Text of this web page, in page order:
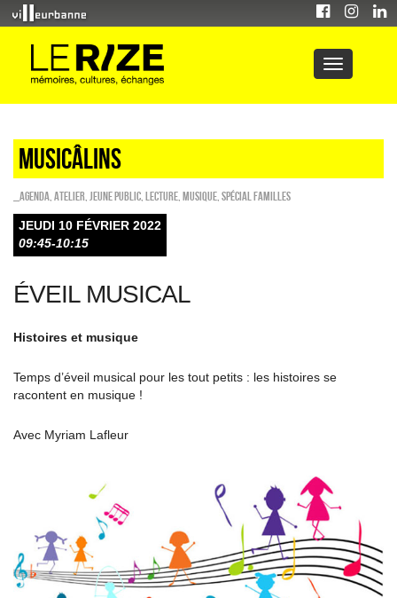
Musicâlins
_Agenda Atelier Jeune public Lecture Musique Spécial familles
JEUDI 10 FÉVRIER 2022
09:45-10:15
ÉVEIL MUSICAL
Histoires et musique
Temps d’éveil musical pour les tout petits : les histoires se
racontent en musique !
Avec Myriam Lafleur